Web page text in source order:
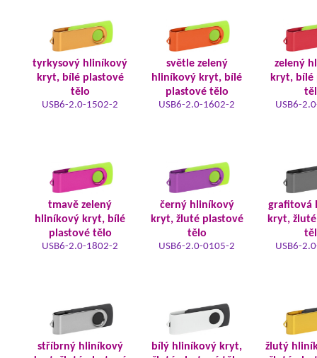
tyrkysový hliníkový
kryt, bílé plastové
tělo
USB6-2.0-1502-2
světle zelený
hliníkový kryt, bílé
plastové tělo
USB6-2.0-1602-2
zelený
kryt, bílé
USB6-
tmavě zelený
hliníkový kryt, bílé
plastové tělo
USB6-2.0-1802-2
černý hliníkový
kryt, žluté plastové
tělo
USB6-2.0-0105-2
grafitová
kryt,
USB6-
stříbrný hliníkový
bílý hliníkový kryt,
žlutý